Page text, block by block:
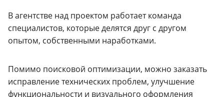
В агентстве над проектом работает команда
специалистов, которые делятся друг с другом
опытом, собственными наработками.
Помимо поисковой оптимизации, можно заказать
исправление технических проблем, улучшение
функциональности и визуального оформления